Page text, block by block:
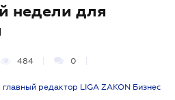
недели для
484 0
редактор LIGA ZAKON Бизнес